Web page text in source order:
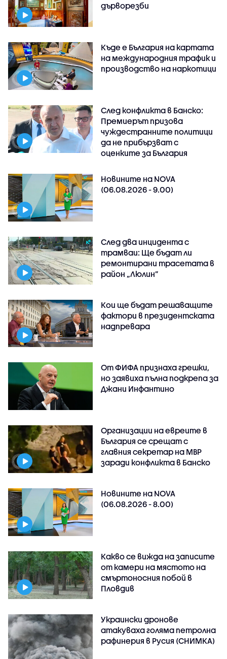
дърворезби
Къде е България на картата
на международния трафик и
производство на наркотици
След конфликта в Банско:
Премиерът призова
чуждестранните политици
да не прибързват с
оценките за България
Новините на NOVA
(06.08.2026 - 9.00)
След два инцидента с
трамваи: Ще бъдат ли
ремонтирани трасетата в
район „Люлин”
Кои ще бъдат решаващите
фактори в президентската
надпревара
От ФИФА признаха грешки,
но заявиха пълна подкрепа за
Джани Инфантино
Организации на евреите в
България се срещат с
главния секретар на МВР
заради конфликта в Банско
Новините на NOVA
(06.08.2026 - 8.00)
Какво се вижда на записите
от камери на мястото на
смъртоносния побой в
Пловдив
Украински дронове
атакуваха голяма петролна
рафинерия в Русия (СНИМКА)